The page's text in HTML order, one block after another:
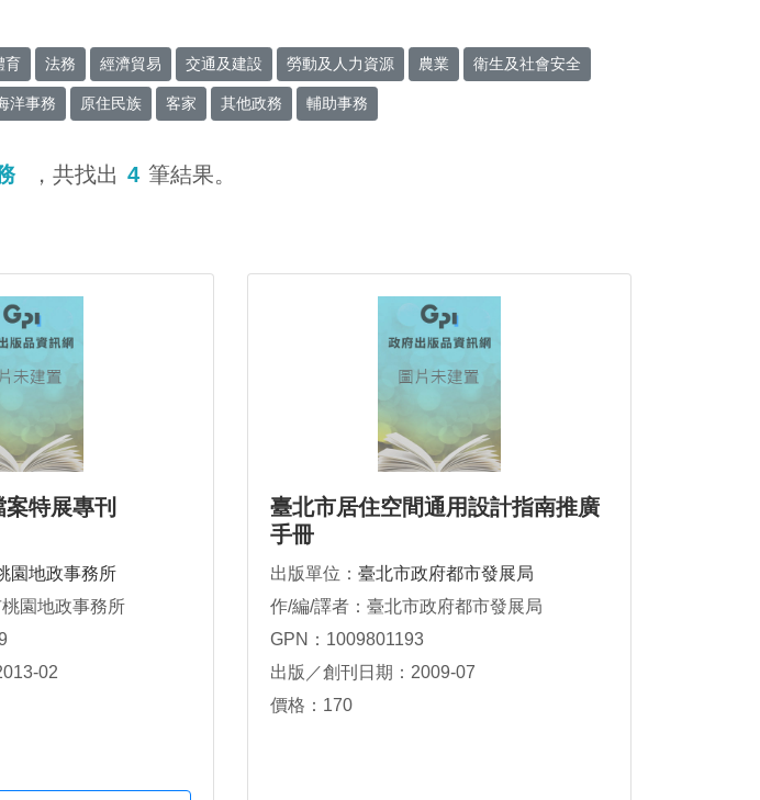
育 法務 經濟貿易 交通及建設 勞動及人力資源 農業 衛生及社會安全
洋事務 原住民族 客家 其他政務 輔助事務
，共找出 4 筆結果。
特展專刊
園地政事務所
園地政事務所
02
臺北市居住空間通用設計指南推廣
手冊
出版單位： 臺北市政府都市發展局
作/編/譯者：臺北市政府都市發展局
GPN：1009801193
出版／創刊日期：2009-07
價格：170